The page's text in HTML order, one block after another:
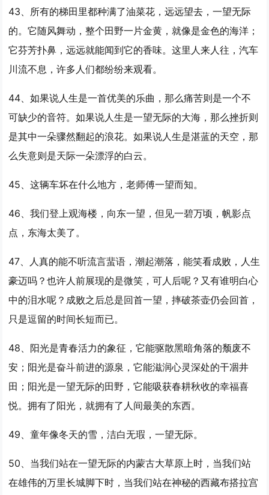
43、所有的梯田里都种满了油菜花，远远望去，一望无际
的。它随风舞动，整个田野一片金黄，就像是金色的海洋；
它芬芳扑鼻，远远就能闻到它的香味。这里人来人往，汽车
川流不息，许多人们都纷纷来观看。
44、如果说人生是一首优美的乐曲，那么痛苦则是一个不
可缺少的音符。如果说人生是一望无际的大海，那么挫折则
是其中一朵骤然翻起的浪花。如果说人生是湛蓝的天空，那
么失意则是天际一朵漂浮的白云。
45、这辆车坏在什么地方，老师傅一望而知。
46、我们登上观海楼，向东一望 ，但见一碧万顷，帆影点
点，东海太美了。
47、人真的能不听流言蜚语，潮起潮落，能笑看成败，人生
豪迈吗？也许人前展现的是微笑，可人后呢？又有谁明白心
中的泪水呢？成败之后总是回首一望 ，摔破茶壶仍会回首，
只是逗留的时间长短而已。
48、阳光是青春活力的象征，它能驱散黑暗角落的颓废不
安；阳光是奋斗前进的源泉，它能滋润心灵深处的干凅井
田；阳光是一望无际的田野，它能吸获春耕秋收的幸福喜
悦。拥有了阳光，就拥有了人间最美的东西。
49、童年像冬天的雪，洁白无瑕，一望无际。
50、当我们站在一望无际的内蒙古大草原上时，当我们站
在雄伟的万里长城脚下时，当我们站在神秘的西藏布搭拉宫